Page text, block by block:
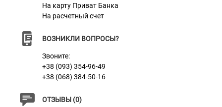
На карту Приват Банка
На расчетный счет
ВОЗНИКЛИ ВОПРОСЫ?
Звоните:
+38 (093) 354-96-49
+38 (068) 384-50-16
ОТЗЫВЫ (0)
Материал Нейлон
Фурнитура